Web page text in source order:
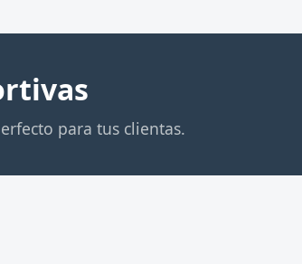
para tus clientas.